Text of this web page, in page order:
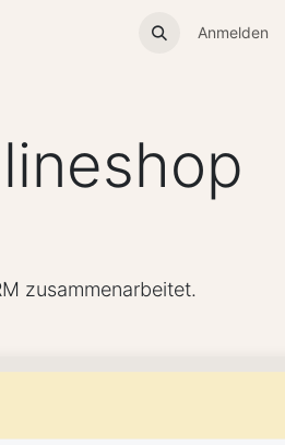
Anmelden
zusammenarbeitet.